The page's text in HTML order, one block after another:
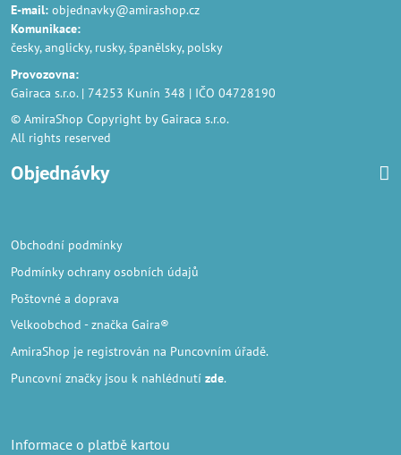
E-mail: objednavky@amirashop.cz
Komunikace:
česky, anglicky, rusky, španělsky, polsky
Provozovna:
Gairaca s.r.o. | 74253 Kunín 348 | IČO 04728190
© AmiraShop Copyright by Gairaca s.r.o.
All rights reserved
Objednávky
Obchodní podmínky
Podmínky ochrany osobních údajů
Poštovné a doprava
Velkoobchod - značka Gaira®
AmiraShop je registrován na Puncovním úřadě.
Puncovní značkyjsou k nahlédnutí zde.
Informace o platbě kartou